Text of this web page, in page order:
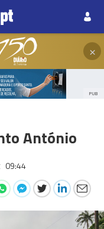
×
PUB
António
09:44